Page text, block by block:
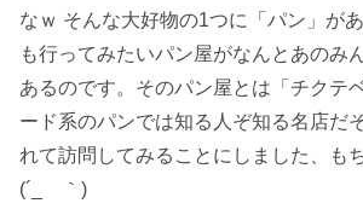
なｗ そんな大好物の1つに「パン」が
も行ってみたいパン屋がなんとあのみ
あるのです。そのパン屋とは「チクテ
ード系のパンでは知る人ぞ知る名店だ
れて訪問してみることにしました、も
(´_ゝ｀)